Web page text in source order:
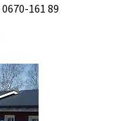
161 89